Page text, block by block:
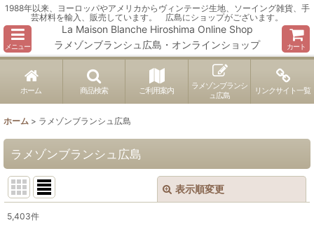
1988年以来、ヨーロッパやアメリカからヴィンテージ生地、ソーイング雑貨、手
芸材料を輸入、販売しています。 広島にショップがございます。
メニュー
La Maison Blanche Hiroshima Online Shop
ラメゾンブランシュ広島・オンラインショップ
カート
ホーム 商品検索 ご利用案内
ラメゾンブランシ
ュ広島
リンクサイト一覧
ホーム > ラメゾンブランシュ広島
ラメゾンブランシュ広島
表示順変更
5,403件